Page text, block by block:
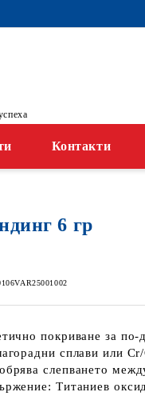
Контакти
6 гр
покриване за
сплави или
слепването
Титаниев